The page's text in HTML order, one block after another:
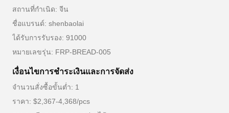
สถานที่กำเนิด: จีน
ชื่อแบรนด์: shenbaolai
ได้รับการรับรอง: 91000
หมายเลขรุ่น: FRP-BREAD-005
เงื่อนไขการชําระเงินและการจัดส่ง
จำนวนสั่งซื้อขั้นต่ำ: 1
ราคา: $2,367-4,368/pcs